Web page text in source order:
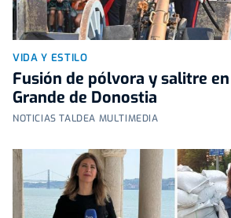
VIDA Y ESTILO
Fusión de pólvora y salitre
Grande de Donostia
NOTICIAS TALDEA MULTIMEDIA